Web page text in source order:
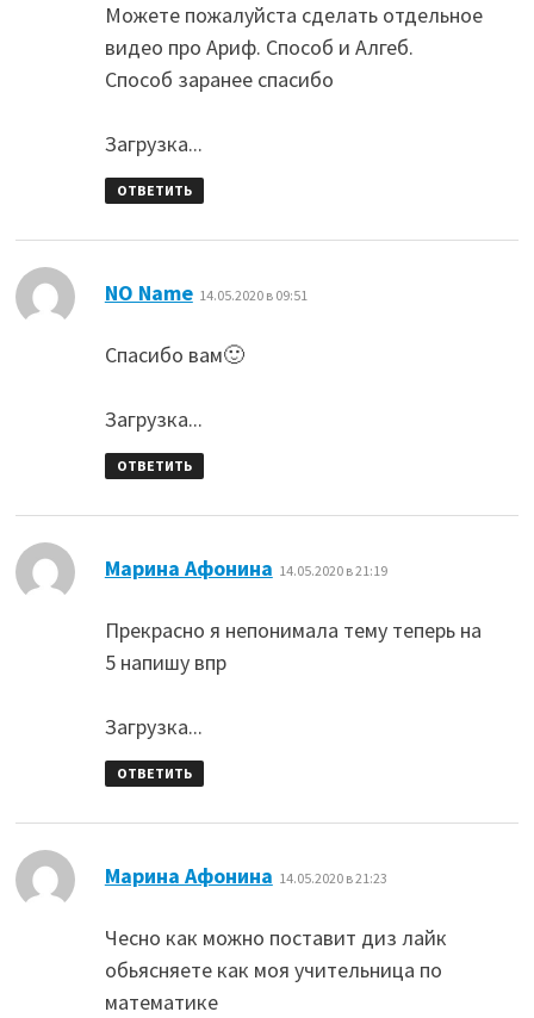
Можете пожалуйста сделать отдельное
видео про Ариф. Способ и Алгеб.
Способ заранее спасибо
Загрузка...
ОТВЕТИТЬ
NO Name: 14.05.2020 в 09:51
Спасибо вам🙂
Загрузка...
ОТВЕТИТЬ
Марина Афонина 14.05.2020 в 21:19
Прекрасно я непонимала тему теперь на
5 напишу впр
Загрузка...
ОТВЕТИТЬ
Марина Афонина 14.05.2020 в 21:23
Чесно как можно поставит диз лайк
обьясняете как моя учительница по
математике